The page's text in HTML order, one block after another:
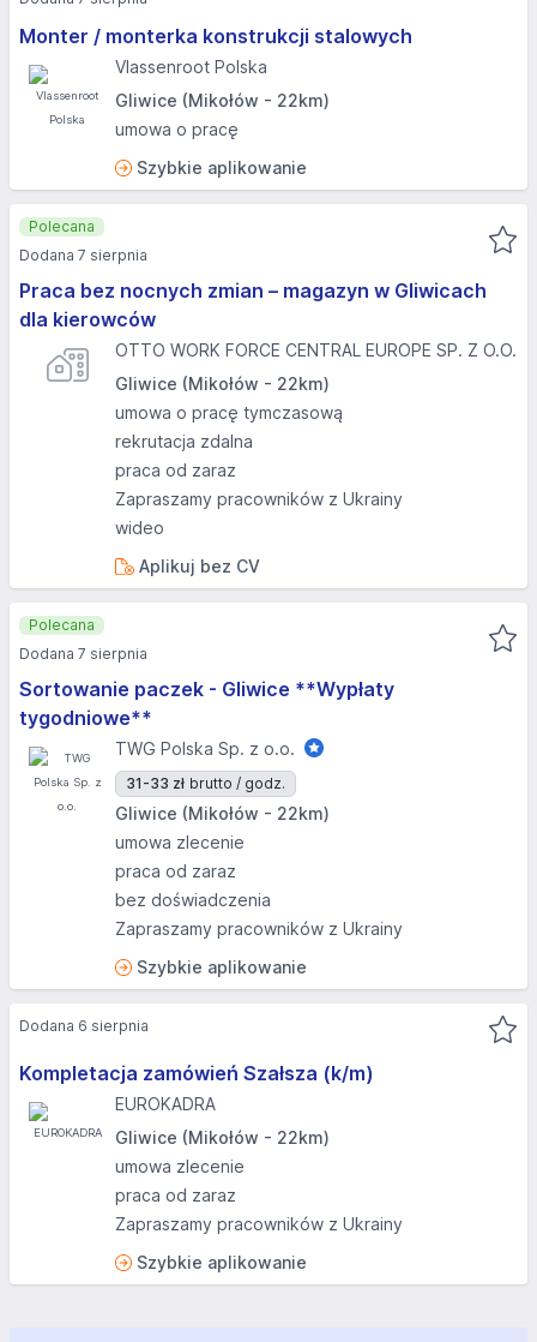
Monter / monterka konstrukcji stalowych
Vlassenroot Polska
Gliwice (Mikołów - 22km)
umowa o pracę
Szybkie aplikowanie
Praca bez nocnych zmian – magazyn w Gliwicach
dla kierowców
OTTO WORK FORCE CENTRAL EUROPE SP. Z O.O.
Gliwice (Mikołów - 22km)
umowa o pracę tymczasową
rekrutacja zdalna
praca od zaraz
Zapraszamy pracowników z Ukrainy
wideo
Aplikuj bez CV
Polecana
Dodana 7 sierpnia
Sortowanie paczek - Gliwice **Wypłaty
tygodniowe**
TWG Polska Sp. z o.o.
31-33 zł brutto / godz.
Gliwice (Mikołów - 22km)
umowa zlecenie
praca od zaraz
bez doświadczenia
Zapraszamy pracowników z Ukrainy
Szybkie aplikowanie
Polecana
Dodana 7 sierpnia
Kompletacja zamówień Szałsza (k/m)
EUROKADRA
Gliwice (Mikołów - 22km)
umowa zlecenie
praca od zaraz
Zapraszamy pracowników z Ukrainy
Szybkie aplikowanie
Dodana 6 sierpnia